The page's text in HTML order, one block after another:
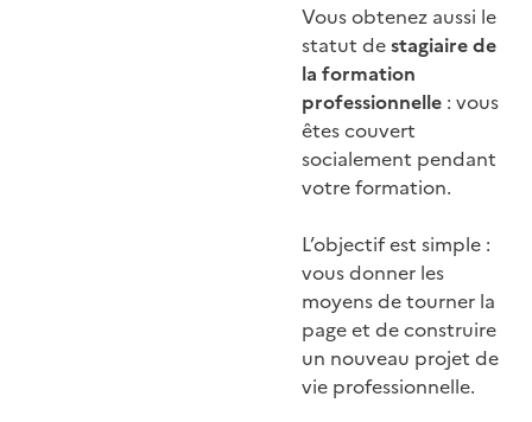
Vous obtenez aussi le
statut destagiaire de
la formation
professionnelle : vous
êtes couvert
socialement pendant
votre formation.
L’objectif est simple :
vous donner les
moyens de tourner la
page et de construire
un nouveau projet de
vie professionnelle.